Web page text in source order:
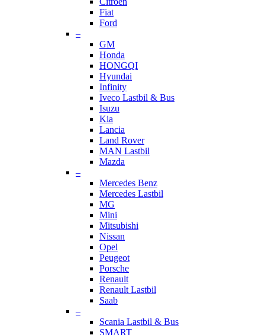
Fiat
Ford
–
GM
Honda
HONGQI
Hyundai
Infinity
Iveco Lastbil & Bus
Isuzu
Kia
Lancia
Land Rover
MAN Lastbil
Mazda
–
Mercedes Benz
Mercedes Lastbil
MG
Mini
Mitsubishi
Nissan
Opel
Peugeot
Porsche
Renault
Renault Lastbil
Saab
–
Scania Lastbil & Bus
SMART